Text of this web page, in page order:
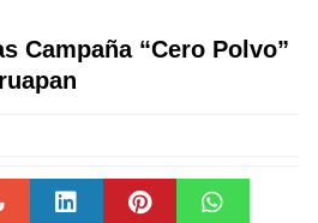
Campaña “Cero Polvo”